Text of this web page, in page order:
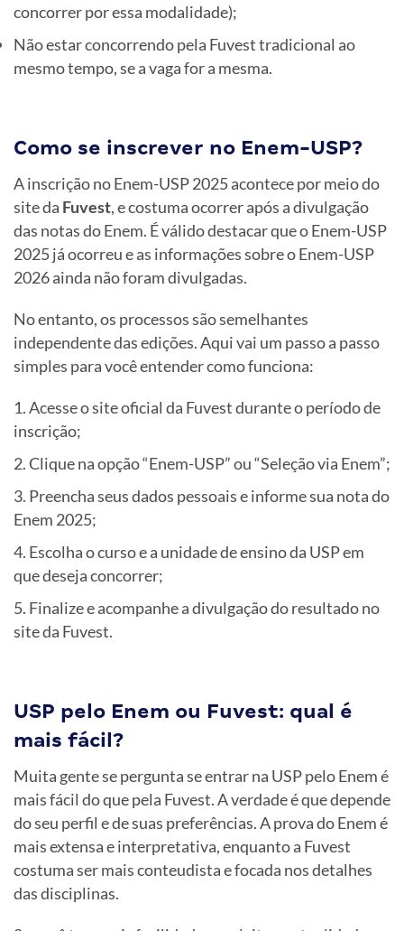
concorrer por essa modalidade);
Não estar concorrendo pela Fuvest tradicional ao
mesmo tempo, se a vaga for a mesma.
Como se inscrever no Enem-USP?
A inscrição no Enem-USP 2025 acontece por meio do
site da Fuvest, e costuma ocorrer após a divulgação
das notas do Enem. É válido destacar que o Enem-USP
2025 já ocorreu e as informações sobre o Enem-USP
2026 ainda não foram divulgadas.
No entanto, os processos são semelhantes
independente das edições. Aqui vai um passo a passo
simples para você entender como funciona:
Acesse o site oficial da Fuvest durante o período de
inscrição;
Clique na opção “Enem-USP” ou “Seleção via Enem”;
Preencha seus dados pessoais e informe sua nota do
Enem 2025;
Escolha o curso e a unidade de ensino da USP em
que deseja concorrer;
Finalize e acompanhe a divulgação do resultado no
site da Fuvest.
USP pelo Enem ou Fuvest: qual é
mais fácil?
Muita gente se pergunta se entrar na USP pelo Enem é
mais fácil do que pela Fuvest. A verdade é que depende
do seu perfil e de suas preferências. A prova do Enem é
mais extensa e interpretativa, enquanto a Fuvest
costuma ser mais conteudista e focada nos detalhes
das disciplinas.